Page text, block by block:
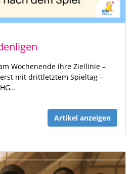
Wochenende ihre Ziellinie –
mit drittletztem Spieltag –
Artikel anzeigen